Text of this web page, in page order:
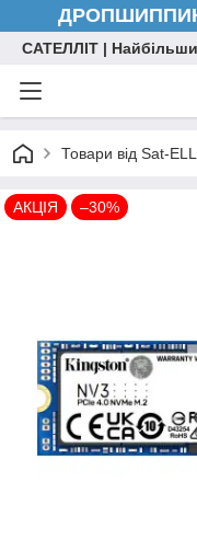
САТЕЛЛІТ |
Товари від Sat-
АКЦІЯ –30%